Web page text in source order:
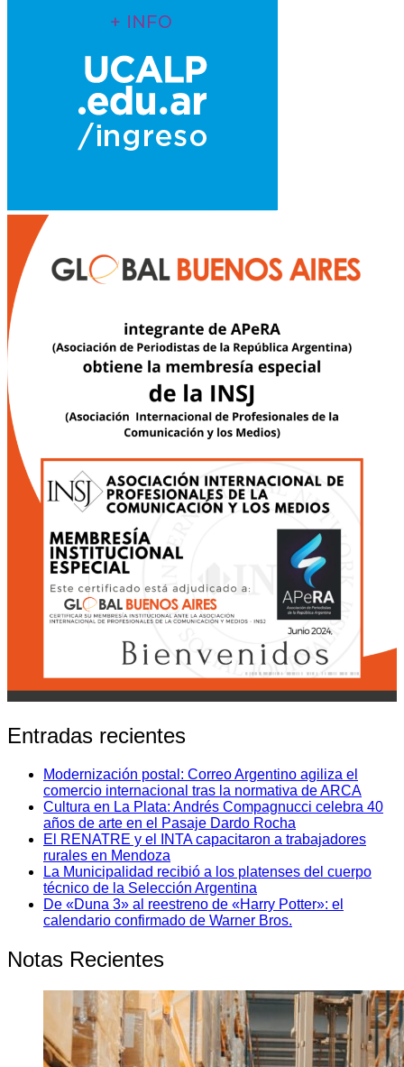
Entradas recientes
Modernización postal: Correo Argentino agiliza el
comercio internacional tras la normativa de ARCA
Cultura en La Plata: Andrés Compagnucci celebra 40
años de arte en el Pasaje Dardo Rocha
El RENATRE y el INTA capacitaron a trabajadores
rurales en Mendoza
La Municipalidad recibió a los platenses del cuerpo
técnico de la Selección Argentina
De «Duna 3» al reestreno de «Harry Potter»: el
calendario confirmado de Warner Bros.
Notas Recientes